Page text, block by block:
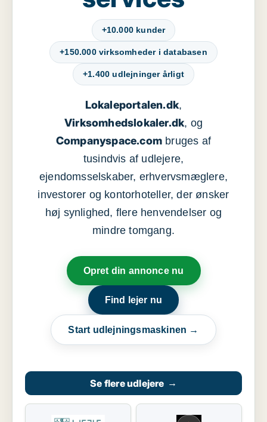
+10.000 kunder
+150.000 virksomheder i databasen
+1.400 udlejninger årligt
Lokaleportalen.dk,
Virksomhedslokaler.dk, og
Companyspace.com bruges af
tusindvis af udlejere,
ejendomsselskaber, erhvervsmæglere,
investorer og kontorhoteller, der ønsker
høj synlighed, flere henvendelser og
mindre tomgang.
Opret din annonce nu
Find lejer nu
Start udlejningsmaskinen →
Se flere udlejere →